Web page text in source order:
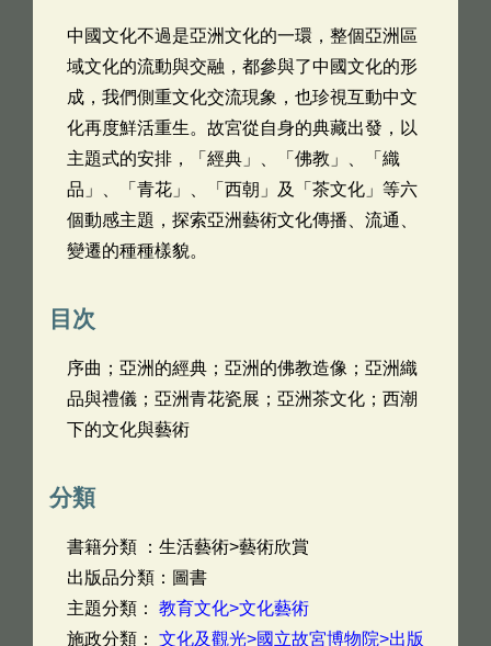
中國文化不過是亞洲文化的一環，整個亞洲區
域文化的流動與交融，都參與了中國文化的形
成，我們側重文化交流現象，也珍視互動中文
化再度鮮活重生。故宮從自身的典藏出發，以
主題式的安排，「經典」、「佛教」、「織
品」、「青花」、「西朝」及「茶文化」等六
個動感主題，探索亞洲藝術文化傳播、流通、
變遷的種種樣貌。
目次
序曲；亞洲的經典；亞洲的佛教造像；亞洲織
品與禮儀；亞洲青花瓷展；亞洲茶文化；西潮
下的文化與藝術
分類
書籍分類 ：生活藝術>藝術欣賞
出版品分類：圖書
主題分類： 教育文化>文化藝術
施政分類： 文化及觀光>國立故宮博物院>出版